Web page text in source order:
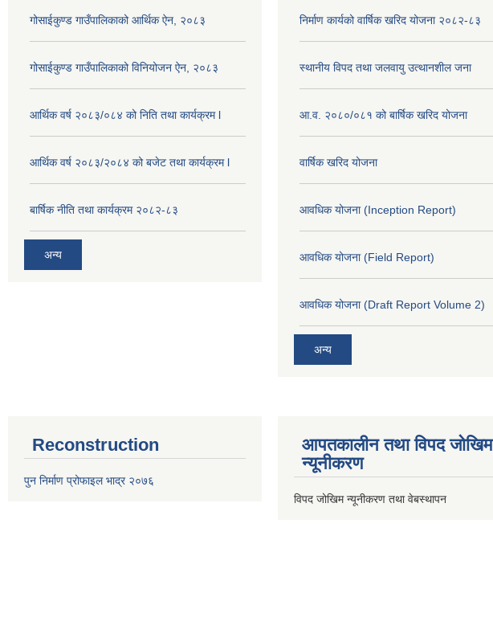
गोसाईकुण्ड गाउँपालिकाको आर्थिक ऐन, २०८३
गोसाईकुण्ड गाउँपालिकाको विनियोजन ऐन, २०८३
आर्थिक वर्ष २०८३/०८४ को निति तथा कार्यक्रम l
आर्थिक वर्ष २०८३/२०८४ को बजेट तथा कार्यक्रम l
बार्षिक नीति तथा कार्यक्रम २०८२-८३
अन्य
निर्माण कार्यको वार्षिक खरिद योजना २०८२-८३
स्थानीय विपद तथा जलवायु उत्थानशील जना
आ.व. २०८०/०८१ को बार्षिक खरिद योजना
वार्षिक खरिद योजना
आवधिक योजना (Inception Report)
आवधिक योजना (Field Report)
आवधिक योजना (Draft Report Volume 2)
अन्य
Reconstruction
पुन निर्माण प्रोफाइल भाद्र २०७६
आपतकालीन तथा विपद जोखिम
न्यूनीकरण
विपद जोखिम न्यूनीकरण तथा वेबस्थापन